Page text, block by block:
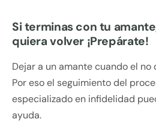
Si terminas con tu
quiera volver ¡Prepárate!
Dejar a un amante cuando el no
Por eso el seguimiento del
especializado en infidelidad
ayuda.